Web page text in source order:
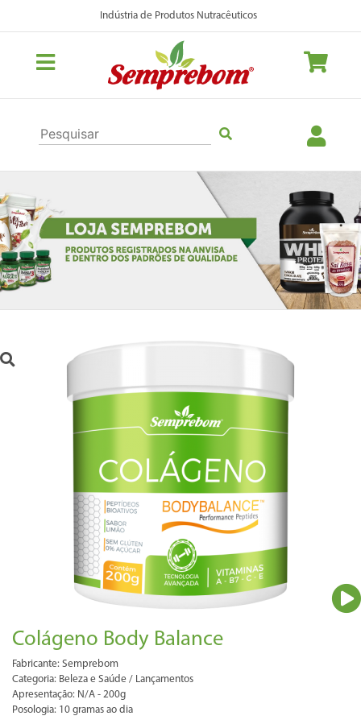
Indústria de Produtos Nutracêuticos
Previous Next
Colágeno Body Balance
Fabricante: Semprebom
Categoria: Beleza e Saúde / Lançamentos
Apresentação: N/A - 200g
Posologia: 10 gramas ao dia